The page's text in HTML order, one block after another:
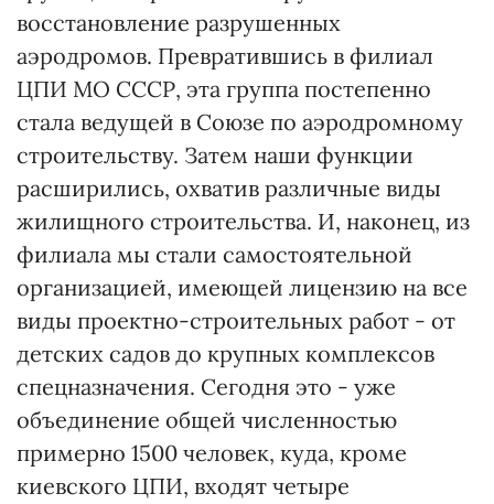
восстановление разрушенных
аэродромов. Превратившись в филиал
ЦПИ МО СССР, эта группа постепенно
стала ведущей в Союзе по аэродромному
строительству. Затем наши функции
расширились, охватив различные виды
жилищного строительства. И, наконец, из
филиала мы стали самостоятельной
организацией, имеющей лицензию на все
виды проектно-строительных работ - от
детских садов до крупных комплексов
спецназначения. Сегодня это - уже
объединение общей численностью
примерно 1500 человек, куда, кроме
киевского ЦПИ, входят четыре